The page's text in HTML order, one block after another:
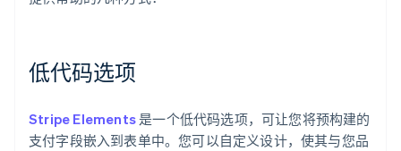
低代码选项
Stripe Elements 是一个低代码选项，可让您将预构建的
支付字段嵌入到表单中。您可以自定义设计，使其与您品